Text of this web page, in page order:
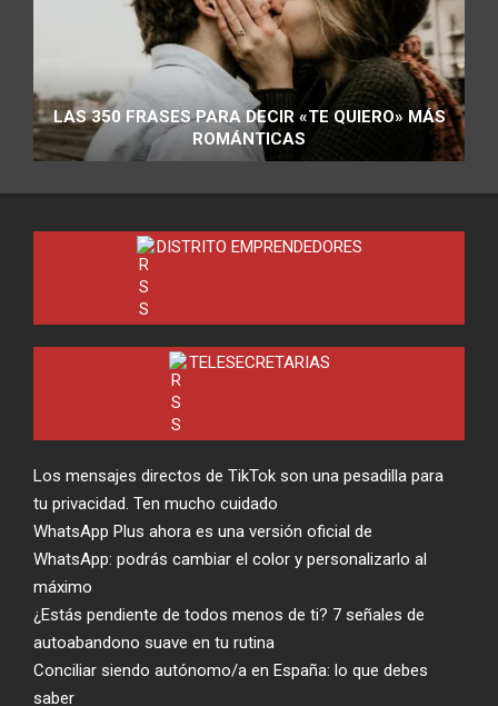
LAS 350 FRASES PARA DECIR «TE QUIERO» MÁS
ROMÁNTICAS
DISTRITO EMPRENDEDORES
TELESECRETARIAS
Los mensajes directos de TikTok son una pesadilla para
tu privacidad. Ten mucho cuidado
WhatsApp Plus ahora es una versión oficial de
WhatsApp: podrás cambiar el color y personalizarlo al
máximo
¿Estás pendiente de todos menos de ti? 7 señales de
autoabandono suave en tu rutina
Conciliar siendo autónomo/a en España: lo que debes
saber